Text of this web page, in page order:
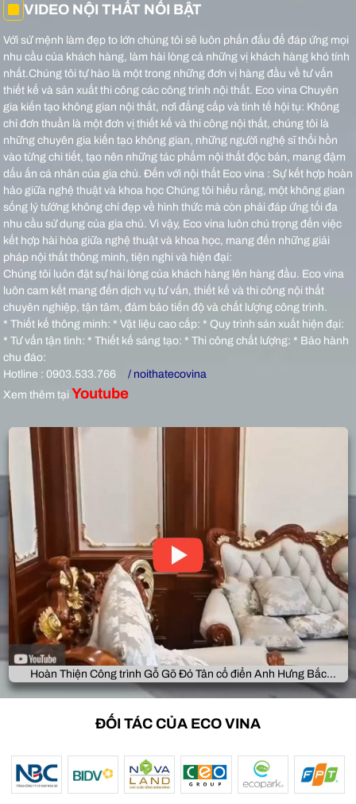
VIDEO NỘI THẤT NỔI BẬT
Với sứ mệnh làm đẹp to lớn chúng tôi sẽ luôn phấn đấu để đáp ứng mọi
nhu cầu của khách hàng, làm hài lòng cả những vị khách hàng khó tính
nhất.Chúng tôi tự hào là một trong những đơn vị hàng đầu về tư vấn
thiết kế và sản xuất thi công các công trình nội thất. Eco vina Chuyên
gia kiến tạo không gian nội thất, nơi đẳng cấp và tinh tế hội tụ: Không
chỉ đơn thuần là một đơn vị thiết kế và thi công nội thất, chúng tôi là
những chuyên gia kiến tạo không gian, những người nghệ sĩ thổi hồn
vào từng chi tiết, tạo nên những tác phẩm nội thất độc bản, mang đậm
dấu ấn cá nhân của gia chủ. Đến với nội thất Eco vina : Sự kết hợp hoàn
hảo giữa nghệ thuật và khoa học Chúng tôi hiểu rằng, một không gian
sống lý tưởng không chỉ đẹp về hình thức mà còn phải đáp ứng tối đa
nhu cầu sử dụng của gia chủ. Vì vậy, Eco vina luôn chú trọng đến việc
kết hợp hài hòa giữa nghệ thuật và khoa học, mang đến những giải
pháp nội thất thông minh, tiện nghi và hiện đại:
Chúng tôi luôn đặt sự hài lòng của khách hàng lên hàng đầu. Eco vina
luôn cam kết mang đến dịch vụ tư vấn, thiết kế và thi công nội thất
chuyên nghiệp, tận tâm, đảm bảo tiến độ và chất lượng công trình.
* Thiết kế thông minh: * Vật liệu cao cấp: * Quy trình sản xuất hiện đại:
* Tư vấn tận tình: * Thiết kế sáng tạo: * Thi công chất lượng: * Bảo hành
chu đáo:
Hotline : 0903.533.766
/ noithatecovina
Xem thêm tại Youtube
Hoàn Thiện Công trình Gỗ Gõ Đỏ Tân cổ điển Anh Hưng Bắc
Giang
ĐỐI TÁC CỦA ECO VINA